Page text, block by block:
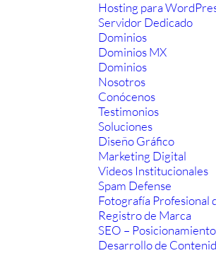
Hosting para
Servidor Dedicado
Dominios
Dominios MX
Dominios
Nosotros
Conócenos
Testimonios
Soluciones
Diseño Gráfico
Marketing Digital
Videos Institucionales
Spam Defense
Fotografía Profesional
Registro de Marca
SEO –
Desarrollo de